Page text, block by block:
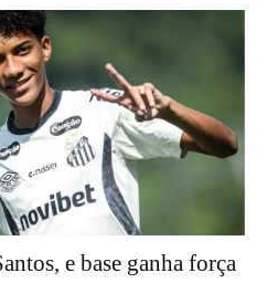
e base ganha força